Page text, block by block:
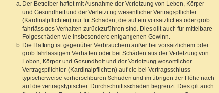
Der Betreiber haftet mit Ausnahme der Verletzung von Leben, Körper
und Gesundheit und der Verletzung wesentlicher Vertragspflichten
(Kardinalpflichten) nur für Schäden, die auf ein vorsätzliches oder grob
fahrlässiges Verhalten zurückzuführen sind. Dies gilt auch für mittelbare
Folgeschäden wie insbesondere entgangenen Gewinn.
Die Haftung ist gegenüber Verbrauchern außer bei vorsätzlichem oder
grob fahrlässigem Verhalten oder bei Schäden aus der Verletzung von
Leben, Körper und Gesundheit und der Verletzung wesentlicher
Vertragspflichten (Kardinalpflichten) auf die bei Vertragsschluss
typischerweise vorhersehbaren Schäden und im übrigen der Höhe nach
auf die vertragstypischen Durchschnittsschäden begrenzt. Dies gilt auch